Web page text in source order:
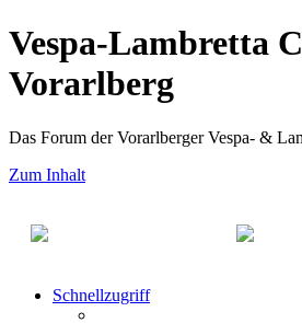
Vespa-Lambretta
Vorarlberg
Das Forum der Vorarlberger Vespa- &
Zum Inhalt
Schnellzugriff